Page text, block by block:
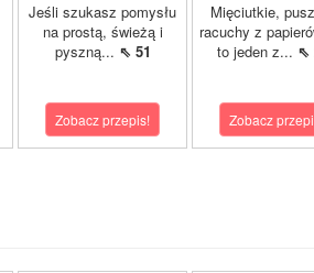
Jeśli szukasz pomysłu
na prostą, świeżą i
pyszną... ⇖ 51
Zobacz przepis!
Mięciutkie,
racuchy z
to jeden z... ⇖
Zobacz